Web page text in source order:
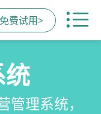
费试用>
帮助教育机
长，管理
理系统，